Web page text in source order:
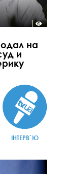
на
и
ІНТЕРВ`Ю